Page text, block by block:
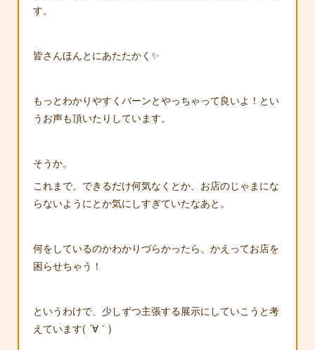
す。
皆さんほんとにあたたかく✨
もっとわかりやすくバーンとやっちゃって良いよ！とい
うお声も頂いたりしています。
そうか。
これまで、できるだけ何気なくとか、お店のじゃまにな
らないようにとか気にしすぎていたなあと。
何をしているのかわかりづらかったら、かえってお店を
困らせちゃう！
というわけで、少しずつ主張する展示にしていこうと考
えています( ´∀｀)